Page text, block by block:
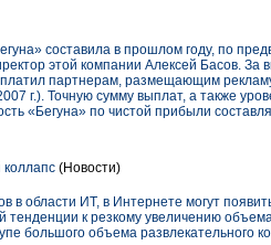
составила в прошлом году, по
этой компании Алексей Басов.
партнерам, размещающим
г.). Точную сумму выплат, а также
«Бегуна» по чистой прибыли
коллапс (Новости)
в области ИТ, в Интернете могут
к резкому увеличению
большого объема развлекательного